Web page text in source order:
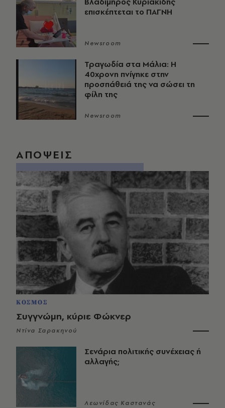
επισκέπτεται το ΠΑΓΝΗ
Newsroom
Τραγωδία στα Μάλια: Η
40χρονη πνίγηκε στην
προσπάθειά της να σώσει τη
φίλη της
Newsroom
ΑΠΟΨΕΙΣ
ΚΟΣΜΟΣ
Συγγνώμη, κύριε Φώκνερ
Ντίνα Σαρακηνού
Σενάρια πολιτικής συνέχειας ή
αλλαγής;
Λεωνίδας Καστανάς